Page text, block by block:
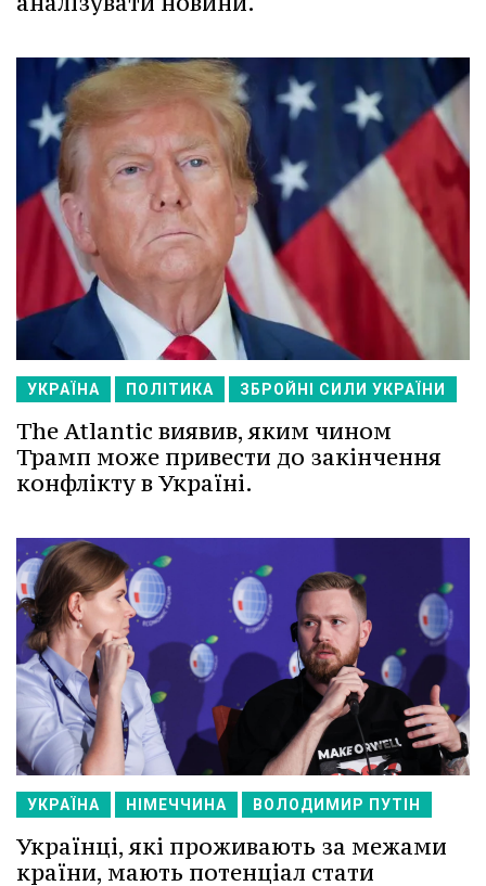
УКРАЇНА ПОЛІТИКА ЗБРОЙНІ СИЛИ УКРАЇНИ
The Atlantic виявив, яким чином
Трамп може привести до закінчення
конфлікту в Україні.
УКРАЇНА НІМЕЧЧИНА ВОЛОДИМИР ПУТІН
Українці, які проживають за межами
країни, мають потенціал стати